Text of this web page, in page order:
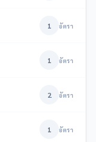
1 อัตรา
1 อัตรา
2 อัตรา
1 อัตรา